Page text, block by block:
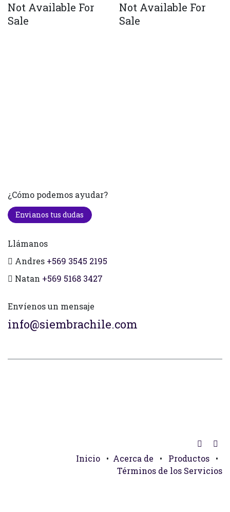
Not Available For
Sale
Not Available For
Sale
¿Cómo podemos ayudar?
Envianos tus dudas
Llámanos
Andres +569 3545 2195
Natan +569 5168 3427
Envíenos un mensaje
info@siembrachile.com
Inicio • Acerca de • Productos
•
Términos de los Servicios